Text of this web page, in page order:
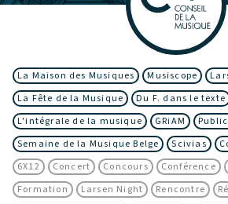
La Maison des Musiques Musiscope
La Fête de la Musique
Du F. dans le texte
L'intégrale de la musique
GRiAM
Semaine de la Musique Belge
Scivias
6X12
Concert Concours Conférence
Formation
Larsen Night Rencontre